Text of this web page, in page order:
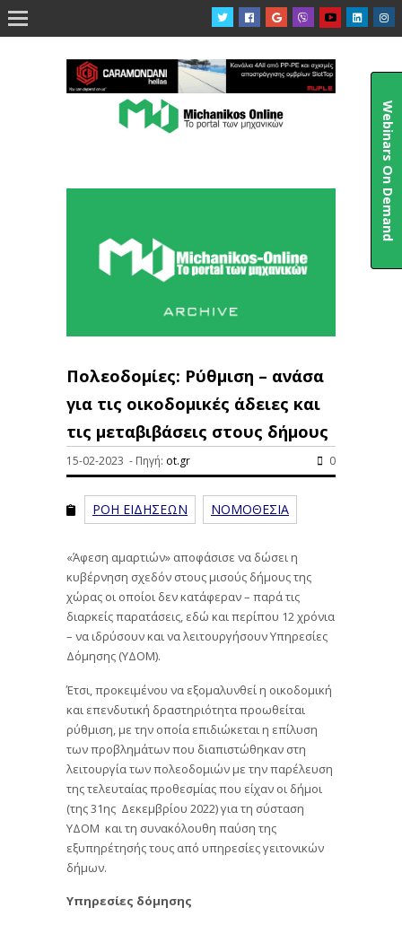

Πολεοδομίες: Ρύθμιση – ανάσα
για τις οικοδομικές άδειες και
τις μεταβιβάσεις στους δήμους
15-02-2023 - Πηγή: ot.gr 0
ΡΟΗ ΕΙΔΗΣΕΩΝ ΝΟΜΟΘΕΣΙΑ
«Άφεση αμαρτιών» αποφάσισε να δώσει η
κυβέρνηση σχεδόν στους μισούς δήμους της
χώρας οι οποίοι δεν κατάφεραν – παρά τις
διαρκείς παρατάσεις, εδώ και περίπου 12 χρόνια
– να ιδρύσουν και να λειτουργήσουν Υπηρεσίες
Δόμησης (ΥΔΟΜ).
Έτσι, προκειμένου να εξομαλυνθεί η οικοδομική
και επενδυτική δραστηριότητα προωθείται
ρύθμιση, με την οποία επιδιώκεται η επίλυση
των προβλημάτων που διαπιστώθηκαν στη
λειτουργία των πολεοδομιών με την παρέλευση
της τελευταίας προθεσμίας που είχαν οι δήμοι
(της 31ης Δεκεμβρίου 2022) για τη σύσταση
ΥΔΟΜ και τη συνακόλουθη παύση της
εξυπηρέτησής τους από υπηρεσίες γειτονικών
δήμων.
Υπηρεσίες δόμησης
Webinars On Demand